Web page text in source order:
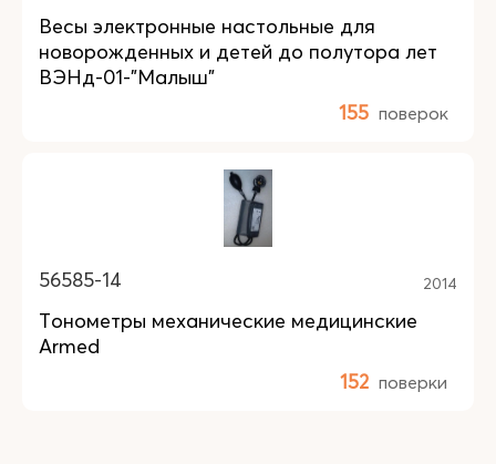
Весы электронные настольные для
новорожденных и детей до полутора лет
ВЭНд-01-"Малыш"
155 поверок
56585-14 2014
Тонометры механические медицинские
Armed
152 поверки